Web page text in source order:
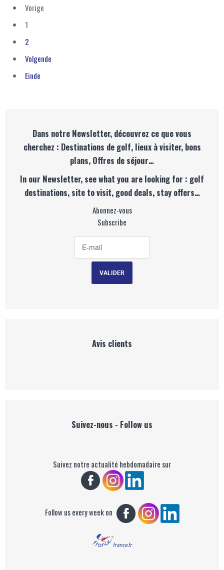
Vorige
1
2
Volgende
Einde
Dans notre Newsletter, découvrez ce que vous
cherchez : Destinations de golf, lieux à visiter, bons
plans, Offres de séjour…
In our Newsletter, see what you are looking for : golf
destinations, site to visit, good deals, stay offers…
Abonnez-vous
Subscribe
Avis clients
Suivez-nous - Follow us
Suivez notre actualité hebdomadaire sur
Follow us every week on